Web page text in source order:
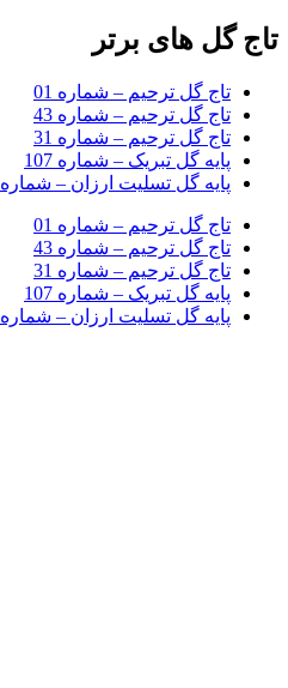
تاج گل های برتر
تاج گل ترحیم – شماره 01
تاج گل ترحیم – شماره 43
تاج گل ترحیم – شماره 31
پایه گل تبریک – شماره 107
پایه گل تسلیت ارزان – شماره 140
تاج گل ترحیم – شماره 01
تاج گل ترحیم – شماره 43
تاج گل ترحیم – شماره 31
پایه گل تبریک – شماره 107
پایه گل تسلیت ارزان – شماره 140